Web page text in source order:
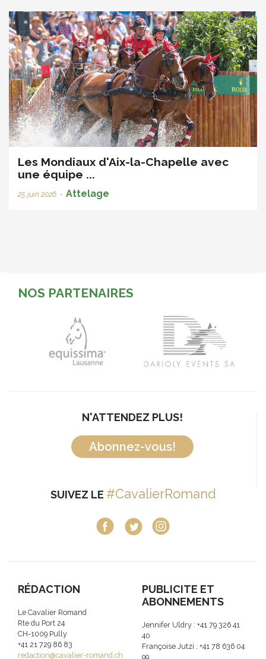
Les Mondiaux d'Aix-la-Chapelle avec
une équipe ...
25 juin 2026 • Attelage
NOS PARTENAIRES
N'ATTENDEZ PLUS!
Abonnez-vous!
SUIVEZ LE #CavalierRomand
RÉDACTION
Le Cavalier Romand
Rte du Port 24
CH-1009 Pully
+41 21 729 86 83
redaction@cavalier-romand.ch
PUBLICITE ET
ABONNEMENTS
Jennifer Uldry : +41 79 326 41
40
Françoise Jutzi : +41 78 636 04
99